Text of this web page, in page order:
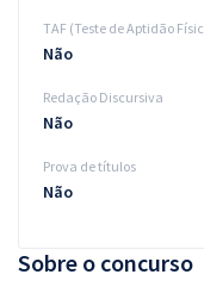
Sobre o concurso
TAF (Teste de Aptidão
Não
Redação Discursiva
Não
Prova de títulos
Não